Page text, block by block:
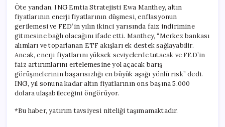
Öte yandan, ING Emtia Stratejisti Ewa Manthey, altın
fiyatlarının enerji fiyatlarının düşmesi, enflasyonun
gerilemesi ve FED’in yılın ikinci yarısında faiz indirimine
gitmesine bağlı olacağını ifade etti. Manthey, “Merkez bankası
alımları ve toparlanan ETF akışları ek destek sağlayabilir.
Ancak, enerji fiyatlarını yüksek seviyelerde tutacak ve FED’in
faiz artırımlarını ertelemesine yol açacak barış
görüşmelerinin başarısızlığı en büyük aşağı yönlü risk” dedi.
ING, yıl sonuna kadar altın fiyatlarının ons başına 5.000
dolara ulaşabileceğini öngörüyor.
*Bu haber, yatırım tavsiyesi niteliği taşımamaktadır.